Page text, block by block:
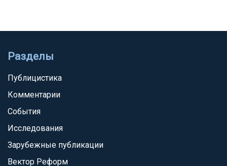
Разделы
Публицистика
Комментарии
События
Исследования
Зарубежные публикации
Вектор Реформ